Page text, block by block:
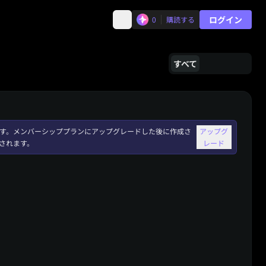
0 購読する ログイン
すべて
。メンバーシッププランにアップグレードした後に作成さ
ます。
アップグ
レード